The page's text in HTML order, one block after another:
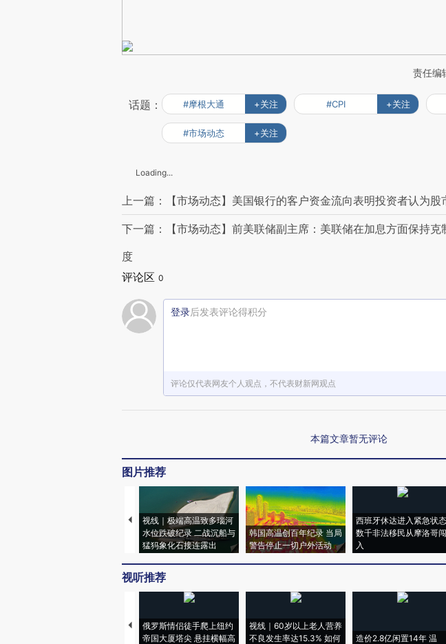
责任编
话题： #摩根大通 +关注 #CPI +关注
#市场动态 +关注
Loading...
上一篇：【市场动态】美国银行的客户资金流向表明投资者认为股
下一篇：【市场动态】前美联储副主席：美联储在加息方面保持
度
评论区 0
登录后发表评论得积分
评论仅代表网友个人观点，不代表财新网观点
本篇文章暂无评论
图片推荐
视线｜极端高温致多瑙河
水位跌破纪录 二战沉船与
猛犸象化石接连露出
韩国高温创百年纪录 当局
警告停止一切户外活动
西班牙休达进入紧急状态
数千非法移民从摩洛哥闯
入
视听推荐
俄罗斯情侣徒手爬上纽约
帝国大厦塔尖 悬挂横幅高
视线｜60岁以上老人营养
不良发生率达15.3% 如何
造价2.8亿闲置14年 温